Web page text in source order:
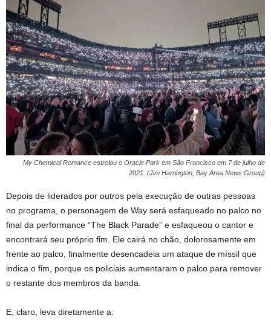
My Chemical Romance estrelou o Oracle Park em São Francisco em 7 de julho de
2021. (Jim Harrington, Bay Area News Group)
Depois de liderados por outros pela execução de outras pessoas
no programa, o personagem de Way será esfaqueado no palco no
final da performance “The Black Parade” e esfaqueou o cantor e
encontrará seu próprio fim. Ele cairá no chão, dolorosamente em
frente ao palco, finalmente desencadeia um ataque de míssil que
indica o fim, porque os policiais aumentaram o palco para remover
o restante dos membros da banda.
E, claro, leva diretamente a: